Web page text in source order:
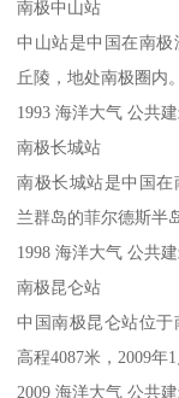
南极中山站
中山站是中国在南
丘陵，地处南极圈内
1993 海洋大气 公共
南极长城站
南极长城站是中国
兰群岛的菲尔德斯半
1998 海洋大气 公共
南极昆仑站
中国南极昆仑站位于
高程4087米，2009年
2009 海洋大气 公共